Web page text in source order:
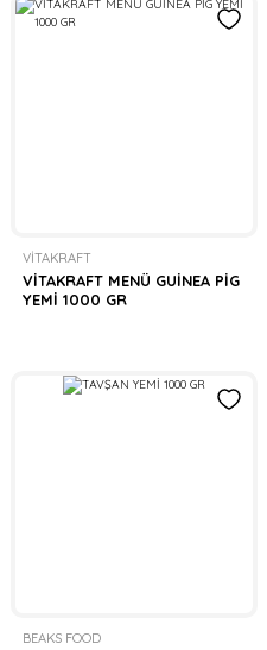
VİTAKRAFT
VİTAKRAFT MENÜ GUİNEA PİG
YEMİ 1000 GR
BEAKS FOOD